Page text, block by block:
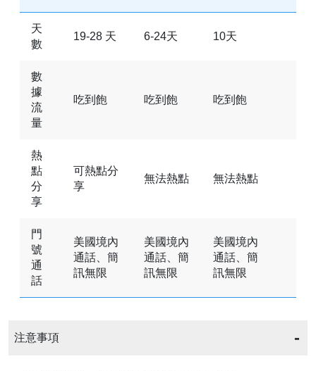
天
數
19-28 天 6-24天 10天
數
據
流
量
吃到飽 吃到飽 吃到飽
熱
點
分
享
可熱點分
享
無法熱點 無法熱點
門
號
通
話
美國境內
通話、簡
訊無限
美國境內
通話、簡
訊無限
美國境內
通話、簡
訊無限
注意事項